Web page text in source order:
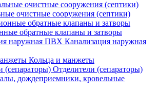
очистные сооружения (септики)
обратные клапаны и затворы
Канализация наружная
Кольца и манжеты
Отделители (сепараторы)